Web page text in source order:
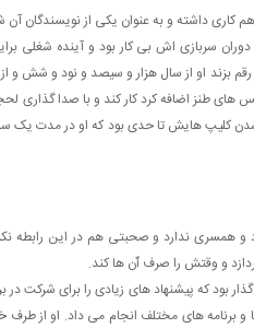
کاری داشته و به عنوان یکی از نویسندگان
دوران سربازی اش بی کار بود و آینده شغلی
بزند او از سال هزار و سیصد و نود و شش و
های طنز اضافه کرد کار کند و با صدا گذاری
و همسری ندارد و صحبتی هم در این رابطه
و وقتش را صرف ٱن ها کند.
بود که پیشنهاد های زیادی را برای شرکت
و برنامه های مختلف انجام می داد. او از طرف